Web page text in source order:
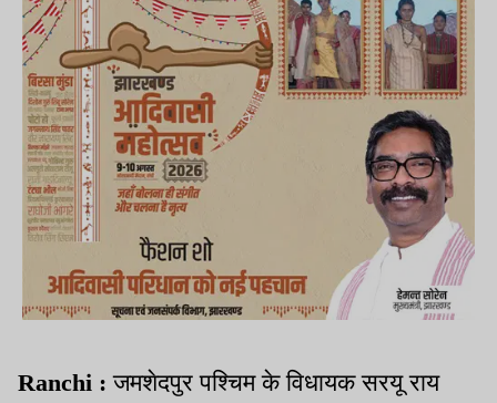
Ranchi :जमशेदपुर पश्चिम के विधायक सरयू राय